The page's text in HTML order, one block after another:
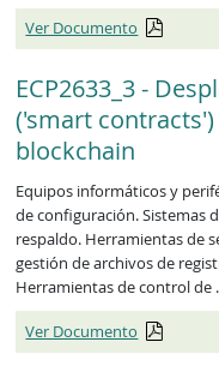
Ver Documento
ECP2633_3 -
('smart
blockchain
Equipos informáticos y
de configuración. Sistemas
respaldo. Herramientas de
gestión de archivos de
Herramientas de control de
Ver Documento